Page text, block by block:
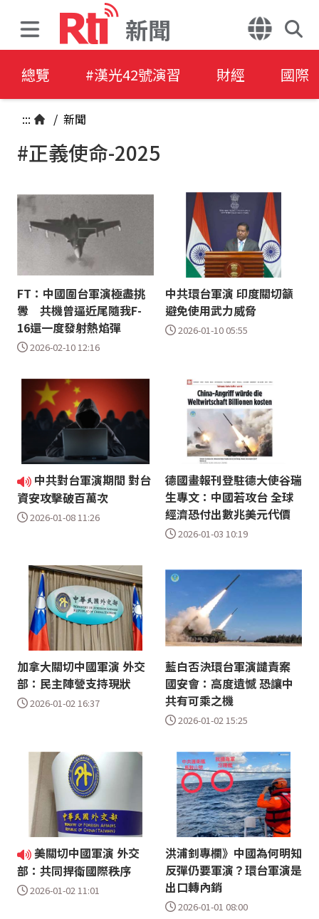
新聞
總覽 #漢光42號演習 財經 國際
::: / 新聞
#正義使命-2025
FT：中國圍台軍演極盡挑
釁 共機曾逼近尾隨我F-
16還一度發射熱焰彈
2026-02-10 12:16
中共環台軍演 印度關切籲
避免使用武力威脅
2026-01-10 05:55
中共對台軍演期間 對台
資安攻擊破百萬次
2026-01-08 11:26
德國畫報刊登駐德大使谷瑞
生專文：中國若攻台 全球
經濟恐付出數兆美元代價
2026-01-03 10:19
加拿大關切中國軍演 外交
部：民主陣營支持現狀
2026-01-02 16:37
藍白否決環台軍演譴責案
國安會：高度遺憾 恐讓中
共有可乘之機
2026-01-02 15:25
美關切中國軍演 外交
部：共同捍衛國際秩序
2026-01-02 11:01
洪浦釗專欄》中國為何明知
反彈仍要軍演？環台軍演是
出口轉內銷
2026-01-01 08:00